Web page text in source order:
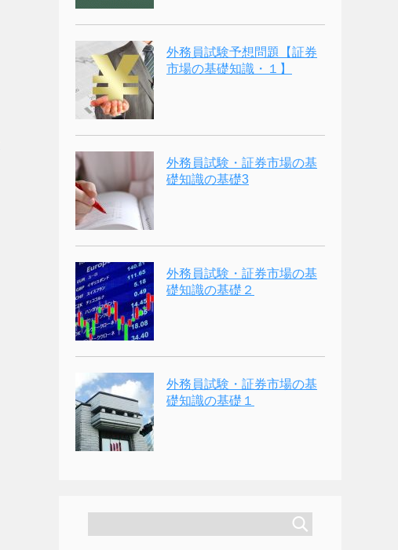
外務員試験予想問題【証券
市場の基礎知識・１】
外務員試験・証券市場の基
礎知識の基礎3
外務員試験・証券市場の基
礎知識の基礎２
外務員試験・証券市場の基
礎知識の基礎１